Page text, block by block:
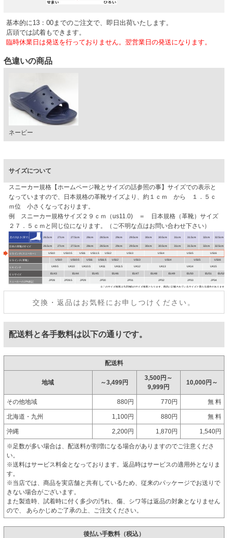
基本的に13：00までのご注文で、即日出荷いたします。
店頭では試着もできます。
臨時休業日は発送を行っておりません。翌営業日の発送になります。
色違いの商品
ネービー
サイズについて
交換・返品はお気軽にお申しつけください。
スニーカー規格【ホームページ靴とサイズの話参照の事】サイズでの表示と
なっていますので、日本規格の革靴サイズより、約１ｃｍ から １．５ｃ
ｍ位 小さくなっております。
例 スニーカー規格サイズ２９ｃｍ（us11.0) ＝ 日本規格（革靴）サイズ
２７．５ｃｍと同じ位になります。（ご不明な点はお問い合わせ下さい）
配送料と各手数料は以下の通りです。
配送料
地域 ～3,499円
3,500円～
9,999円
10,000円～
その他地域 880円 770円 無 料
北海道・九州 1,100円 880円 無 料
沖縄 2,200円 1,870円 1,540円
※足数が多い場合は、配送料が割増になる場合がありますのでご注意くださ
い。
※送料はサービス料金となっております。返品時はサービスの適用外となりま
す。
※当店では、商品を実店舗と共有しているため、従来のパッケージでお送りで
きない場合がございます。
また製造時、試着時に付く多少の汚れ、傷、シワ等は返品の対象となりません
ので、 あらかじめご了承の上、ご注文ください。
後払い手数料（税込）